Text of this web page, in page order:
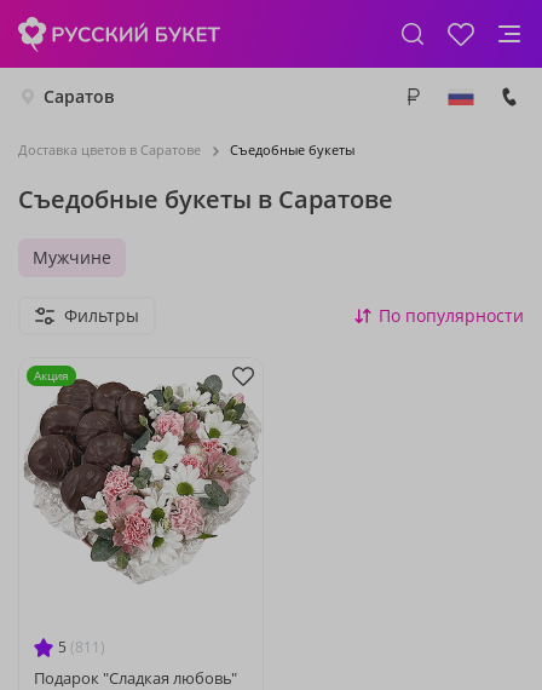
Саратов
Доставка цветов в Саратове Съедобные букеты
Съедобные букеты в Саратове
Мужчине
Фильтры По популярности
5 (811)
Подарок "Сладкая любовь"
Акция